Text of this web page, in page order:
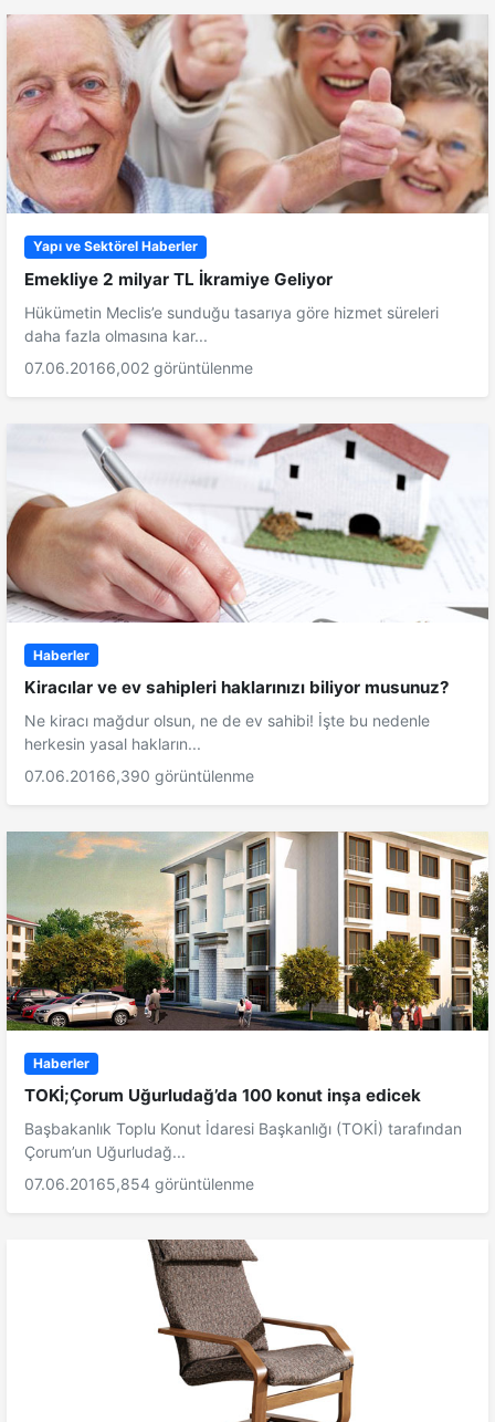
Yapı ve Sektörel Haberler
Emekliye 2 milyar TL İkramiye Geliyor
Hükümetin Meclis’e sunduğu tasarıya göre hizmet süreleri
daha fazla olmasına kar...
07.06.20166,002 görüntülenme
Haberler
Kiracılar ve ev sahipleri haklarınızı biliyor musunuz?
Ne kiracı mağdur olsun, ne de ev sahibi! İşte bu nedenle
herkesin yasal hakların...
07.06.20166,390 görüntülenme
Haberler
TOKİ;Çorum Uğurludağ’da 100 konut inşa edicek
Başbakanlık Toplu Konut İdaresi Başkanlığı (TOKİ) tarafından
Çorum’un Uğurludağ...
07.06.20165,854 görüntülenme